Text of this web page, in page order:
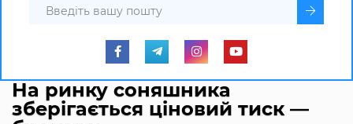
На ринку соняшника
зберігається ціновий тиск —